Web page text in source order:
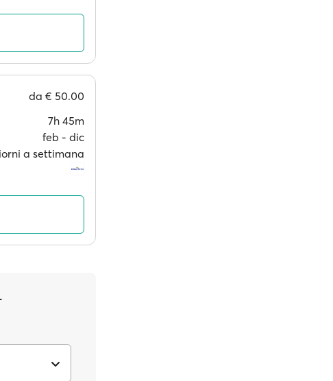
da € 50.00
7h 45m
feb ‐ dic
a settimana